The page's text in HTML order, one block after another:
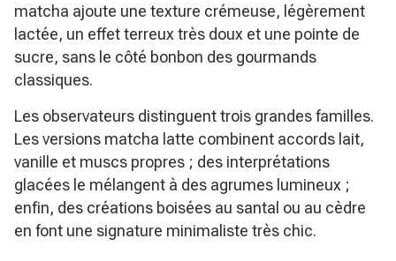
matcha ajoute une texture crémeuse, légèrement
lactée, un effet terreux très doux et une pointe de
sucre, sans le côté bonbon des gourmands
classiques.
Les observateurs distinguent trois grandes familles.
Les versions matcha latte combinent accords lait,
vanille et muscs propres ; des interprétations
glacées le mélangent à des agrumes lumineux ;
enfin, des créations boisées au santal ou au cèdre
en font une signature minimaliste très chic.